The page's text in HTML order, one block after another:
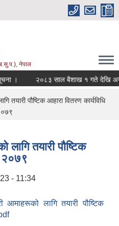
नेपाल
। २०८३ साल बैशाख १ गते देखि
तयारी पौष्टिक आहारा वितरण कार्यविधि
लागि तयारी पौष्टिक
२०७९
- 11:34
आमाहरूको लागि तयारी पौष्टिक